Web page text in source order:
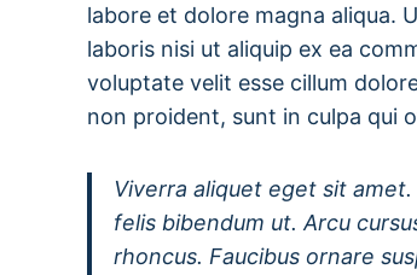
labore et dolore magna aliqua.
laboris nisi ut aliquip ex ea
voluptate velit esse cillum
non proident, sunt in culpa qui
Viverra aliquet eget sit
felis bibendum ut. Arcu
rhoncus. Faucibus ornare